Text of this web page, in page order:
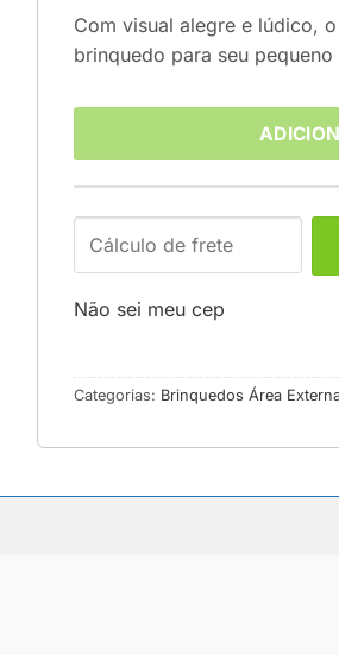
Com visual alegre e lúdico,
brinquedo para seu
Não sei meu cep
Categorias: Brinquedos Área